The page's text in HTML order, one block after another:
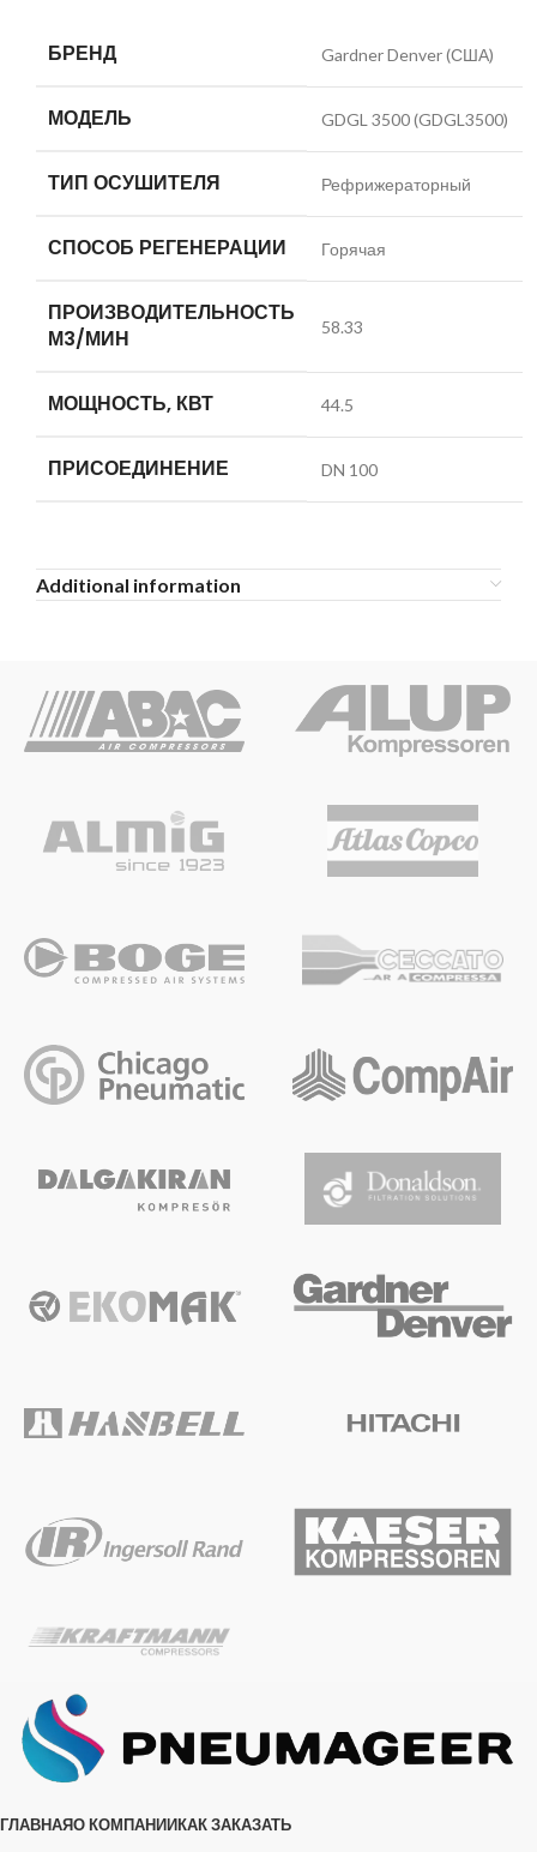
БРЕНД Gardner Denver (США)
МОДЕЛЬ GDGL 3500 (GDGL3500)
ТИП ОСУШИТЕЛЯ Рефрижераторный
СПОСОБ РЕГЕНЕРАЦИИ Горячая
ПРОИЗВОДИТЕЛЬНОСТЬ
М3/МИН
58.33
МОЩНОСТЬ, КВТ 44.5
ПРИСОЕДИНЕНИЕ DN 100
Additional information
ГЛАВНАЯО КОМПАНИИКАК ЗАКАЗАТЬ